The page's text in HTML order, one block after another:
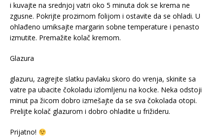
i kuvajte na srednjoj vatri oko 5 minuta dok se krema ne
zgusne. Pokrijte prozirnom folijom i ostavite da se ohladi. U
ohlađeno umiksajte margarin sobne temperature i penasto
izmutite. Premažite kolač kremom.
Glazura
glazuru, zagrejte slatku pavlaku skoro do vrenja, skinite sa
vatre pa ubacite čokoladu izlomljenu na kocke. Neka odstoji
minut pa žicom dobro izmešajte da se sva čokolada otopi.
Prelijte kolač glazurom i dobro ohladite u frižideru.
Prijatno!